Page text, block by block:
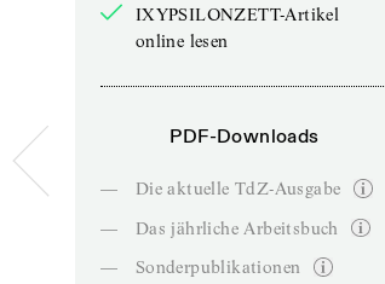
IXYPSILONZETT-Artikel
online lesen
PDF-Downloads
—
Die aktuelle TdZ-Ausgabe
—
Das jährliche Arbeitsbuch
—
Sonderpublikationen